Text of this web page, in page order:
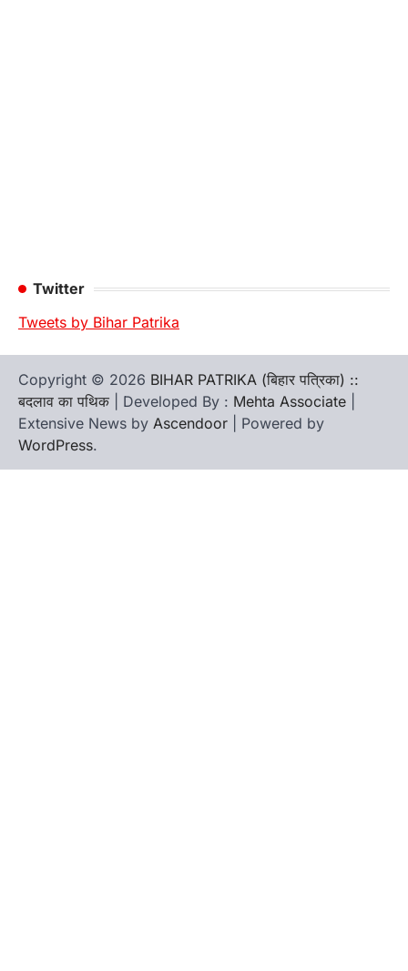
Twitter
Tweets by Bihar Patrika
Copyright © 2026 BIHAR PATRIKA (बिहार पत्रिका) ::
बदलाव का पथिक | Developed By : Mehta Associate
Extensive News by Ascendoor | Powered by
WordPress.